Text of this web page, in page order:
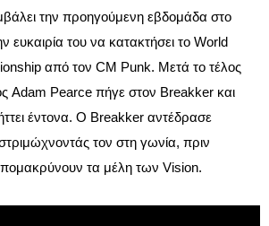
την προηγούμενη εβδομάδα στο
ευκαιρία του να κατακτήσει το World
από τον CM Punk. Μετά το τέλος
Adam Pearce πήγε στον Breakker και
έντονα. Ο Breakker αντέδρασε
τον στη γωνία, πριν
τα μέλη των Vision.